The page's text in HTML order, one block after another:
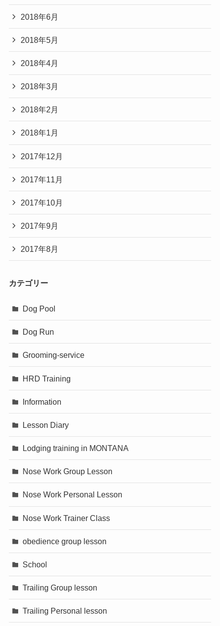
2018年6月
2018年5月
2018年4月
2018年3月
2018年2月
2018年1月
2017年12月
2017年11月
2017年10月
2017年9月
2017年8月
カテゴリー
Dog Pool
Dog Run
Grooming-service
HRD Training
Information
Lesson Diary
Lodging training in MONTANA
Nose Work Group Lesson
Nose Work Personal Lesson
Nose Work Trainer Class
obedience group lesson
School
Trailing Group lesson
Trailing Personal lesson